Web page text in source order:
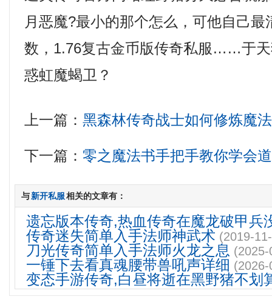
月恶魔?最小的那个怎么，可他自己
数，1.76复古金币版传奇私服……于
惑虹魔蝎卫？
上一篇：黑森林传奇战士如何修炼魔
下一篇： 零之魔法书手把手教你学会
与新开私服相关的文章有：
遗忘版本传奇,热血传奇在魔龙破甲兵
传奇迷失简单入手法师神武术 (2019-
刀光传奇简单入手法师火龙之息
一锤下去看真魂腰带兽吼声详细
变态手游传奇,白昼将逝在黑野猪不划